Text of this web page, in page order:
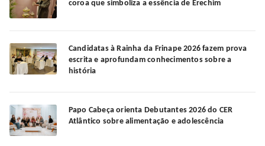
coroa que simboliza a essência de Erechim
Candidatas à Rainha da Frinape 2026 fazem prova
escrita e aprofundam conhecimentos sobre a
história
Papo Cabeça orienta Debutantes 2026 do CER
Atlântico sobre alimentação e adolescência